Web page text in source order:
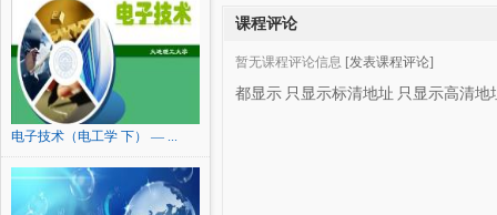
电子技术（电工学 下） — ...
课程评论
暂无课程评论信息 [发表课程评论]
都显示 只显示标清地址 只显示高清地